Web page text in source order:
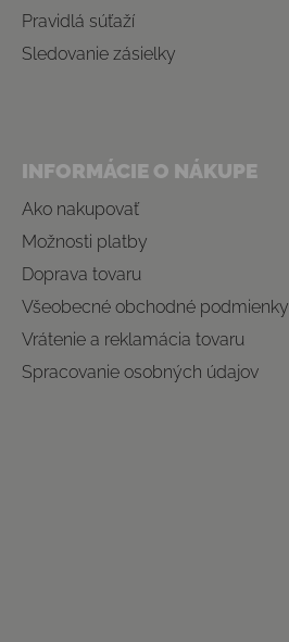
Pravidlá súťaží
Sledovanie zásielky
INFORMÁCIE O NÁKUPE
Ako nakupovať
Možnosti platby
Doprava tovaru
Všeobecné obchodné podmienky
Vrátenie a reklamácia tovaru
Spracovanie osobných údajov